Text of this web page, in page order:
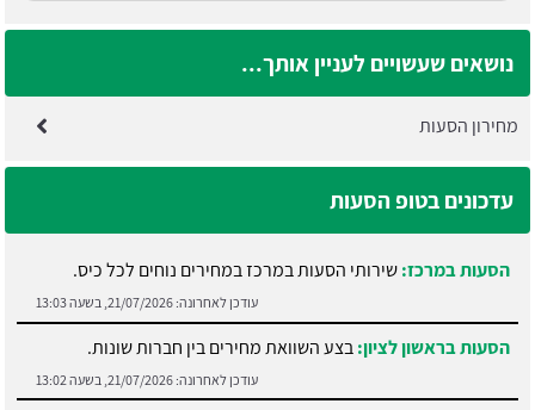
נושאים שעשויים לעניין אותך...
מחירון הסעות
עדכונים בטופ הסעות
הסעות במרכז:שירותי הסעות במרכז במחירים נוחים לכל כיס.
עודכן לאחרונה: 21/07/2026, בשעה 13:03
הסעות בראשון לציון:בצע השוואת מחירים בין חברות שונות.
עודכן לאחרונה: 21/07/2026, בשעה 13:02